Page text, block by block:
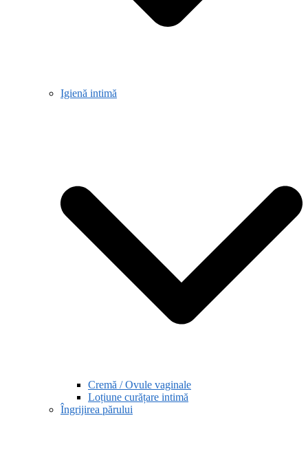
Igienă intimă
Cremă / Ovule vaginale
Loțiune curățare intimă
Îngrijirea părului